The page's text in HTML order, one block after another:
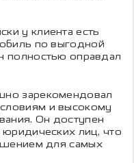
у клиента есть
по выгодной
полностью оправдал
зарекомендовал
и высокому
Он доступен
юридических лиц, что
для самых